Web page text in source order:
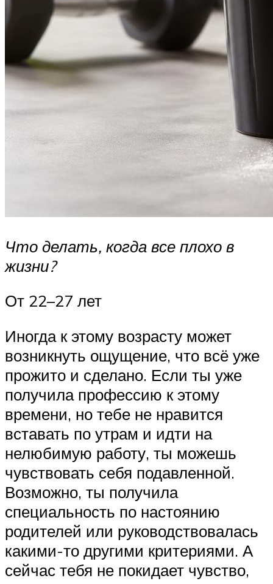
Что делать, когда все плохо в
жизни?
От 22–27 лет
Иногда к этому возрасту может
возникнуть ощущение, что всё уже
прожито и сделано. Если ты уже
получила профессию к этому
времени, но тебе не нравится
вставать по утрам и идти на
нелюбимую работу, ты можешь
чувствовать себя подавленной.
Возможно, ты получила
специальность по настоянию
родителей или руководствовалась
какими-то другими критериями. А
сейчас тебя не покидает чувство,